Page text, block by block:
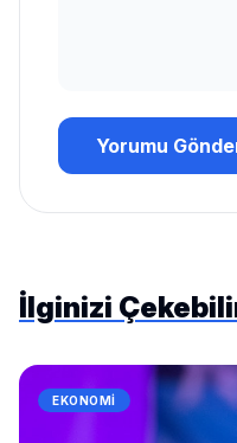
Yorumu
İlginizi
EKONOMI